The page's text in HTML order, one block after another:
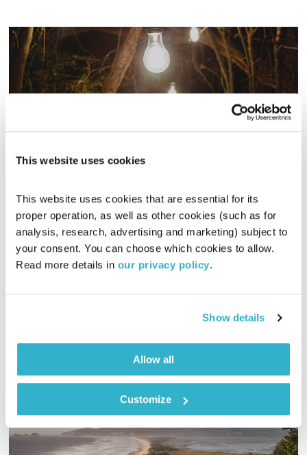
This website uses cookies
This website uses cookies that are essential for its
proper operation, as well as other cookies (such as for
analysis, research, advertising and marketing) subject to
your consent. You can choose which cookies to allow.
Read more details in our privacy policy.
Show details
Allow all
Customize
אלון נוימן
12.06.21
00:51:07
יש המון שאלות סביב הנושא "תקווה". אלון נוימן וחברים מקווים